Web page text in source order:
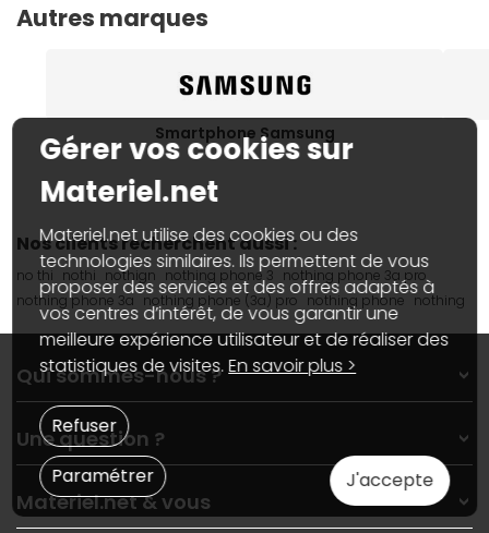
Autres marques
Smartphone Samsung
Nos clients recherchent aussi :
no thi nothi nothign nothing phone 3 nothing phone 3a pro
nothing phone 3a nothing phone (3a) pro nothing phone nothing
Qui sommes-nous ?
Qui sommes-nous ?
Nos services
Les magasins Materiel.net
Nos solutions pour les pros
Contactez-nous
Une question ?
Rubrique d'aide / FAQ
Paiement, livraison
Materiel.net & vous
Gérer vos cookies sur
Materiel.net
Materiel.net utilise des cookies ou des
technologies similaires. Ils permettent de vous
proposer des services et des offres adaptés à
vos centres d’intérêt, de vous garantir une
meilleure expérience utilisateur et de réaliser des
statistiques de visites.En savoir plus >
J'accepte
Paramétrer
Refuser